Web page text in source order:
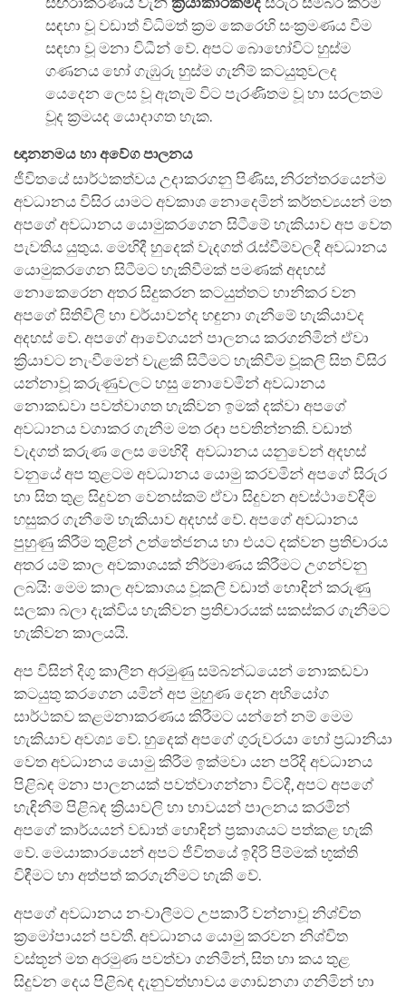
සඳහා වූ වඩාත් විධිමත් ක්‍රම කෙරෙහි සංක්‍රමණය වීම
සඳහා වූ මනා විධීන් වේ. අපට බොහෝවිට හුස්ම
ගණනය හෝ ගැඹුරු හුස්ම ගැනීම් කටයුතුවලද
යෙදෙන ලෙස වූ ඇතැම් විට පැරණිතම වූ හා සරලතම
වූද ක්‍රමයද යොදාගත හැක.
ඥානනමය හා අවේග පාලනය
ජීවිතයේ සාර්ථකත්වය උදාකරගනු පිණිස, නිරන්තරයෙන්ම
අවධානය විසිර යාමට අවකාශ නොදෙමින් කර්තව්‍යයන් මත
අපගේ අවධානය යොමුකරගෙන සිටීමේ හැකියාව අප වෙත
පැවතිය යුතුය. මෙහිදී හුදෙක් වැදගත් රැස්වීම්වලදී අවධානය
යොමුකරගෙන සිටීමට හැකිවීමක් පමණක් අදහස්
නොකෙරෙන අතර සිදුකරන කටයුත්තට හානිකර වන
අපගේ සිතිවිලි හා චර්යාවන්ද හඳුනා ගැනීමේ හැකියාවද
අදහස් වේ. අපගේ ආවේගයන් පාලනය කරගනිමින් ඒවා
ක්‍රියාවට නැංවීමෙන් වැළකී සිටීමට හැකිවීම වූකලි සිත විසිර
යන්නාවූ කරුණුවලට හසු නොවෙමින් අවධානය
නොකඩවා පවත්වාගත හැකිවන ඉමක් දක්වා අපගේ
අවධානය වගාකර ගැනීම මත රඳා පවතින්නකි. වඩාත්
වැදගත් කරුණ ලෙස මෙහිදී අවධානය යනුවෙන් අදහස්
වනුයේ අප තුළටම අවධානය යොමු කරවමින් අපගේ සිරුර
හා සිත තුළ සිදුවන වෙනස්කම් ඒවා සිදුවන අවස්ථාවේදීම
හසුකර ගැනීමේ හැකියාව අදහස් වේ. අපගේ අවධානය
පුහුණු කිරීම තුළින් උත්තේජනය හා එයට දක්වන ප්‍රතිචාරය
අතර යම් කාල අවකාශයක් නිර්මාණය කිරීමට උගන්වනු
ලබයි: මෙම කාල අවකාශය වූකලි වඩාත් හොඳින් කරුණු
සලකා බලා දැක්විය හැකිවන ප්‍රතිචාරයක් සකස්කර ගැනීමට
හැකිවන කාලයයි.
අප විසින් දිගු කාලීන අරමුණු සම්බන්ධයෙන් නොකඩවා
කටයුතු කරගෙන යමින් අප මුහුණ දෙන අභියෝග
සාර්ථකව කළමනාකරණය කිරීමට යන්‌නේ නම් මෙම
හැකියාව අවශ්‍ය වේ. හුදෙක් අපගේ ගුරුවරයා හෝ ප්‍රධානියා
වෙත අවධානය යොමු කිරීම ඉක්මවා යන පරිදි අවධානය
පිළිබඳ මනා පාලනයක් පවත්වාගන්නා විටදී, අපට අපගේ
හැඳිනීම් පිළිබඳ ක්‍රියාවලි හා භාවයන් පාලනය කරමින්
අපගේ කාර්යයන් වඩාත් හොඳින් ප්‍රකාශයට පත්කළ හැකි
වේ. මෙයාකාරයෙන් අපට ජීවිතයේ ඉදිරි පිම්මක් භුක්ති
විඳීමට හා අත්පත් කරගැනීමට හැකි වේ.
අපගේ අවධානය නංවාලීමට උපකාරී වන්නාවූ නිශ්චිත
ක්‍රමෝපායන් පවතී. අවධානය යොමු කරවන නිශ්චිත
වස්තූන් මත අරමුණ පවත්වා ගනිමින්, සිත හා කය තුළ
සිදුවන දෙය පිළිබඳ දැනුවත්භාවය ගොඩනගා ගනිමින් හා